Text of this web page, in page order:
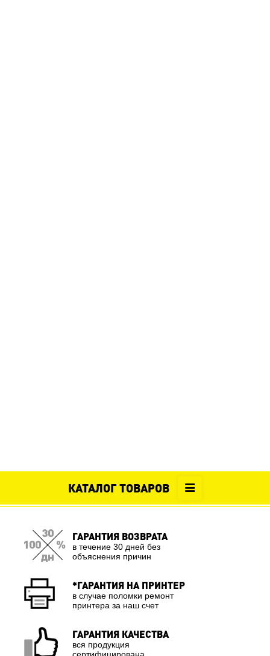
КАТАЛОГ ТОВАРОВ
ГАРАНТИЯ ВОЗВРАТА
в течение 30 дней без
объяснения причин
*ГАРАНТИЯ НА ПРИНТЕР
в случае поломки ремонт
принтера за наш счет
ГАРАНТИЯ КАЧЕСТВА
вся продукция